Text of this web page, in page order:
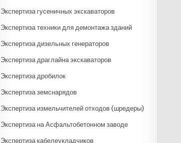
Экспертиза гусеничных экскаваторов
Экспертиза техники для демонтажа зданий
Экспертиза дизельных генераторов
Экспертиза драглайна экскаваторов
Экспертиза дробилок
Экспертиза земснарядов
Экспертиза измельчителей отходов (шредеры)
Экспертиза на Асфальтобетонном заводе
Экспертиза кабелеукладчиков